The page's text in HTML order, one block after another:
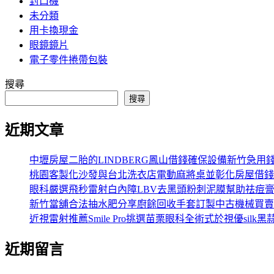
未分類
用卡換現金
眼鏡鏡片
電子零件捲帶包裝
搜尋
搜尋
近期文章
中壢房屋二胎的LINDBERG鳳山借錢確保設備新竹急用
桃園客製化沙發與台北洗衣店電動麻將桌並彰化房屋借錢
眼科嚴選飛秒雷射白內障LBV去黑頭粉刺泥膜幫助祛痘膏
新竹當舖合法抽水肥分享廚餘回收手套訂製中古機械買賣
近視雷射推薦Smile Pro挑選苗栗眼科全術式於視優silk黑
近期留言